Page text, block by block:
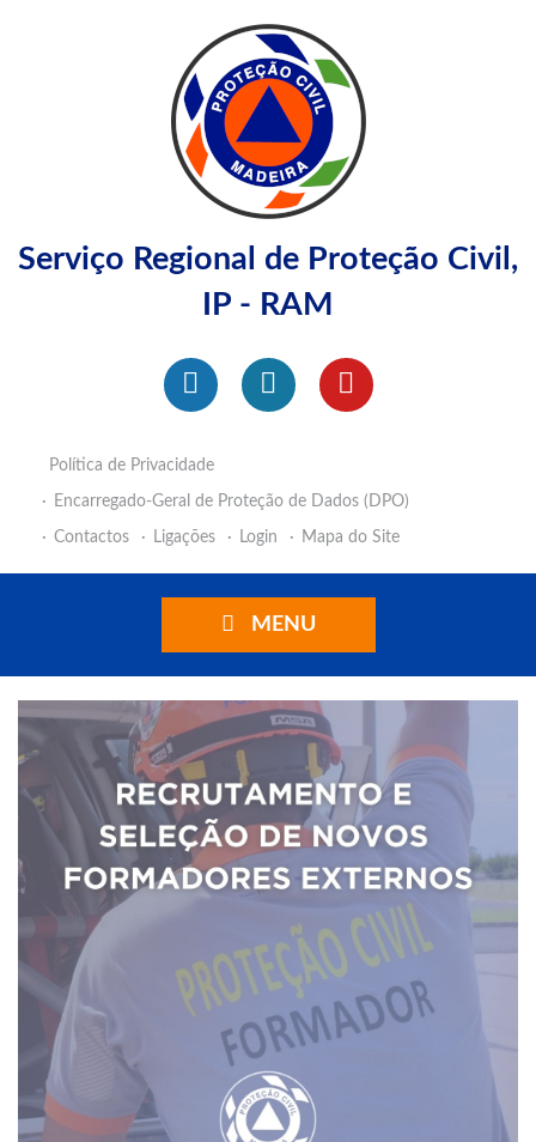
Serviço Regional de Proteção Civil,
IP - RAM
Política de Privacidade
Encarregado-Geral de Proteção de Dados (DPO)
Contactos
Ligações Login Mapa do Site
MENU